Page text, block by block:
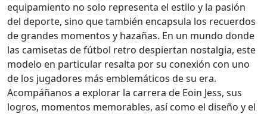
equipamiento no solo representa el estilo y la pasión
del deporte, sino que también encapsula los recuerdos
de grandes momentos y hazañas. En un mundo donde
las camisetas de fútbol retro despiertan nostalgia, este
modelo en particular resalta por su conexión con uno
de los jugadores más emblemáticos de su era.
Acompáñanos a explorar la carrera de Eoin Jess, sus
logros, momentos memorables, así como el diseño y el